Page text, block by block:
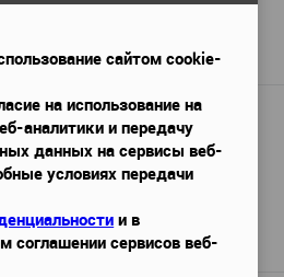
Подробнее
Hi Wood L1902S
(ДхШхВ)—2000x27x80 мм
руб. / м.п.
Подробнее
сайтом cookie-
на использование на
аналитики и передачу
данных на сервисы веб-
условиях передачи
и в
соглашении сервисов веб-